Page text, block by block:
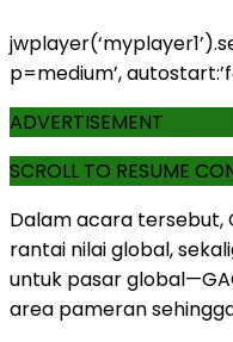
p=medium’,
ADVERTISEMENT
SCROLL TO RESUME
Dalam acara tersebut,
rantai nilai global,
untuk pasar
area pameran